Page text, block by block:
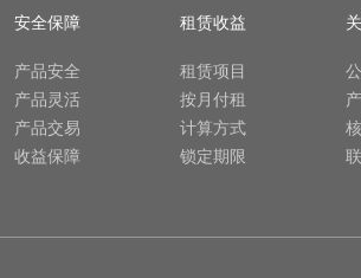
安全保障
产品安全
产品灵活
产品交易
收益保障
租赁收益
租赁项目
按月付租
计算方式
锁定期限